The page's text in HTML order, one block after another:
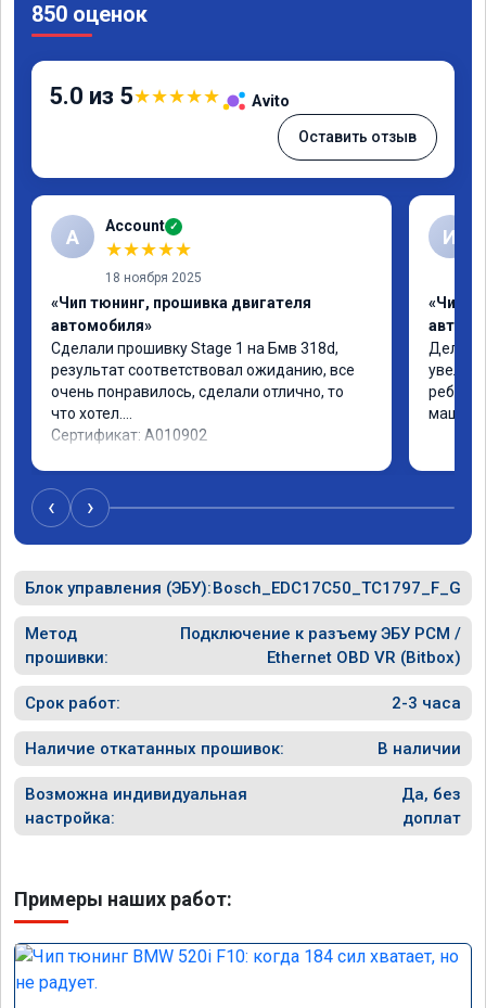
850 оценок
5.0 из 5★★★★★ Avito
Оставить отзыв
A Account ✓
★★★★★
18 ноября 2025
«Чип тюнинг, прошивка двигателя
автомобиля»
Сделали прошивку Stage 1 на Бмв 318d,
результат соответствовал ожиданию, все
очень понравилось, сделали отлично, то
что хотел.
Сертификат: A010902
И
«Чип
Делали
ребята
машина
‹ ›
Блок управления (ЭБУ):Bosch_EDC17C50_TC1797_F_G
Метод
прошивки:
Подключение к разъему ЭБУ PCM /
Ethernet OBD VR (Bitbox)
Срок работ: 2-3 часа
Наличие откатанных прошивок: В наличии
Возможна индивидуальная
настройка:
Да, без
доплат
Примеры наших работ: